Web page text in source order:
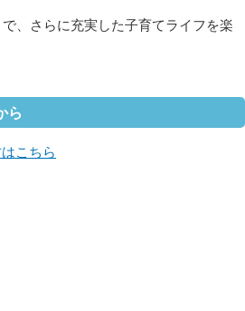
で、さらに充実した子育てライフを楽
ら
こちら